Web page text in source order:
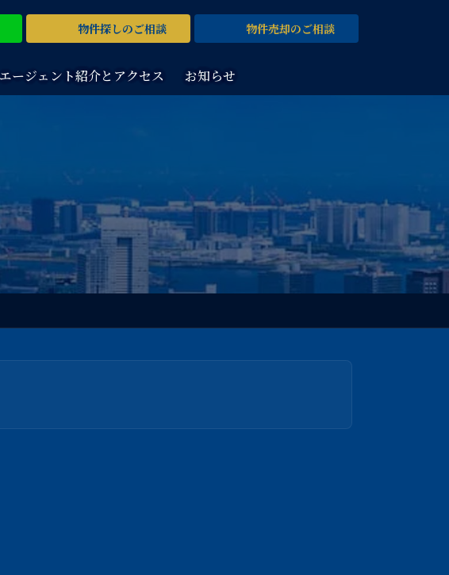
物件探しのご相談 物件売却のご相談
エージェント紹介とアクセス お知らせ